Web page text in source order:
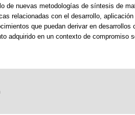
de nuevas metodologías de síntesis de
relacionadas con el desarrollo, aplicación
que puedan derivar en
adquirido en un contexto de compromiso